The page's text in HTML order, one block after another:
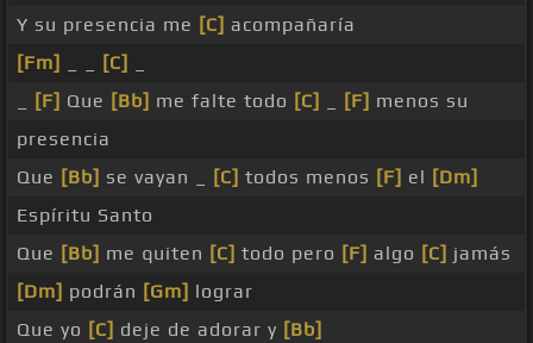
Y su presencia me [C] acompañaría
[Fm]
[C]
[F] Que [Bb] me falte todo [C] [F] menos su
presencia
Que [Bb] se vayan _ [C] todos menos [F] el [Dm]
Espíritu Santo
Que [Bb] me quiten [C] todo pero [F] algo [C] jamás
[Dm] podrán [Gm] lograr
Que yo [C] deje de adorar y [Bb]